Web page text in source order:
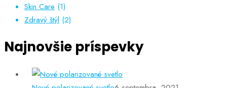
Skin Care (1)
Zdravý štýl (2)
Najnovšie príspevky